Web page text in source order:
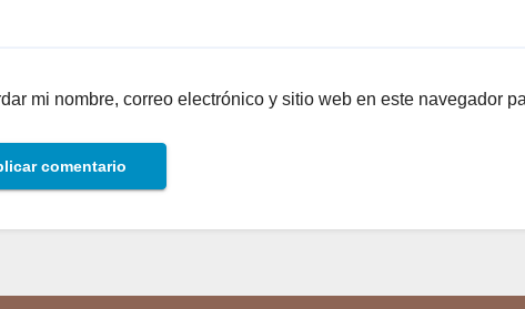
mi nombre, correo electrónico y sitio web en este navegador